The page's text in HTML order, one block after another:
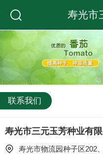
寿光市
联系我们
寿光市三元玉芳种业有
寿光市物流园种子区202